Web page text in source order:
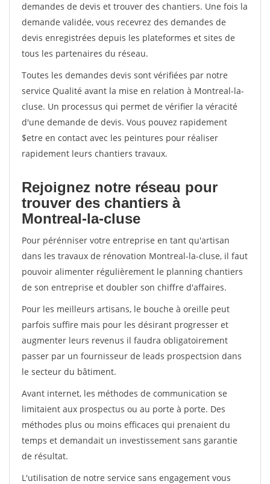
demandes de devis et trouver des chantiers. Une fois la
demande validée, vous recevrez des demandes de
devis enregistrées depuis les plateformes et sites de
tous les partenaires du réseau.
Toutes les demandes devis sont vérifiées par notre
service Qualité avant la mise en relation à Montreal-la-
cluse. Un processus qui permet de vérifier la véracité
d'une demande de devis. Vous pouvez rapidement
$etre en contact avec les peintures pour réaliser
rapidement leurs chantiers travaux.
Rejoignez notre réseau pour
trouver des chantiers à
Montreal-la-cluse
Pour pérénniser votre entreprise en tant qu'artisan
dans les travaux de rénovation Montreal-la-cluse, il faut
pouvoir alimenter régulièrement le planning chantiers
de son entreprise et doubler son chiffre d'affaires.
Pour les meilleurs artisans, le bouche à oreille peut
parfois suffire mais pour les désirant progresser et
augmenter leurs revenus il faudra obligatoirement
passer par un fournisseur de leads prospectsion dans
le secteur du bâtiment.
Avant internet, les méthodes de communication se
limitaient aux prospectus ou au porte à porte. Des
méthodes plus ou moins efficaces qui prenaient du
temps et demandait un investissement sans garantie
de résultat.
L'utilisation de notre service sans engagement vous